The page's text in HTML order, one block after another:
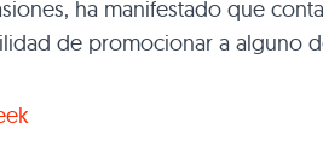
ha manifestado que
de promocionar a alguno